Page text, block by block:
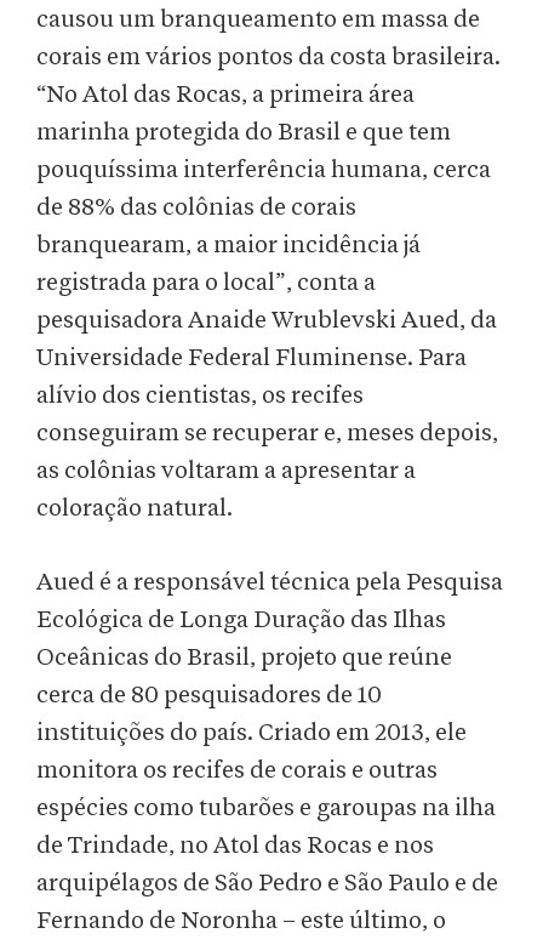
causou um branqueamento em massa de
corais em vários pontos da costa brasileira.
“No Atol das Rocas, a primeira área
marinha protegida do Brasil e que tem
pouquíssima interferência humana, cerca
de 88% das colônias de corais
branquearam, a maior incidência já
registrada para o local”, conta a
pesquisadora Anaide Wrublevski Aued, da
Universidade Federal Fluminense. Para
alívio dos cientistas, os recifes
conseguiram se recuperar e, meses depois,
as colônias voltaram a apresentar a
coloração natural.
Aued é a responsável técnica pela Pesquisa
Ecológica de Longa Duração das Ilhas
Oceânicas do Brasil, projeto que reúne
cerca de 80 pesquisadores de 10
instituições do país. Criado em 2013, ele
monitora os recifes de corais e outras
espécies como tubarões e garoupas na ilha
de Trindade, no Atol das Rocas e nos
arquipélagos de São Pedro e São Paulo e de
Fernando de Noronha – este último, o